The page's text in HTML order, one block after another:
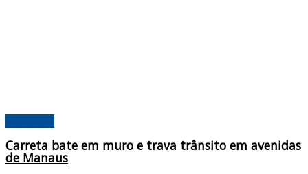
Carreta bate em muro e trava trânsito em avenidas
de Manaus